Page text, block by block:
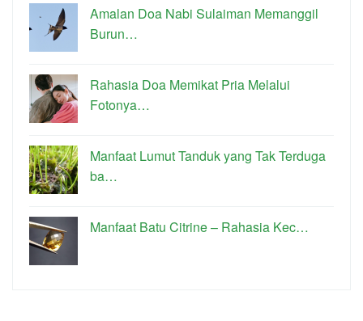
Amalan Doa Nabi Sulaiman Memanggil
Burun…
Rahasia Doa Memikat Pria Melalui
Fotonya…
Manfaat Lumut Tanduk yang Tak Terduga
ba…
Manfaat Batu Citrine – Rahasia Kec…